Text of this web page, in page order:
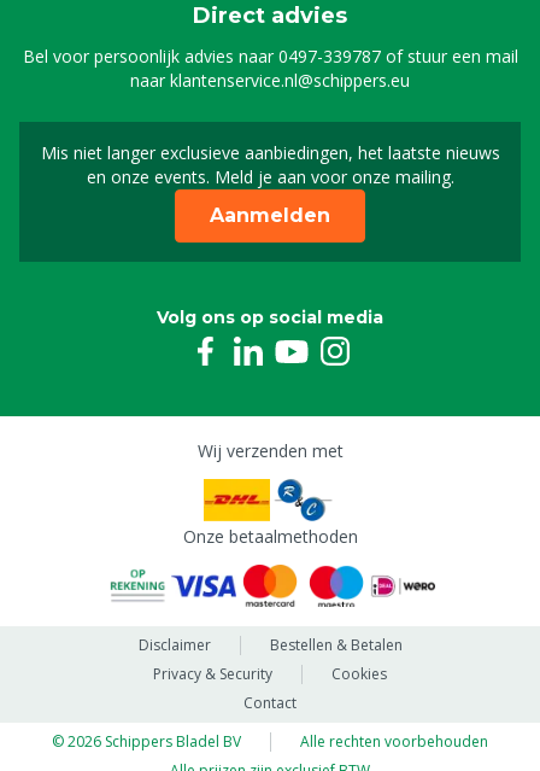
Direct advies
Bel voor persoonlijk advies naar0497-339787of stuur een mail
naarklantenservice.nl@schippers.eu
Mis niet langer exclusieve aanbiedingen, het laatste nieuws
en onze events. Meld je aan voor onze mailing.
Schrijf je in voor onze
Aanmelden
Volg ons op social media
Wij verzenden met
Onze betaalmethoden
Disclaimer
Bestellen & Betalen
Privacy & Security
Cookies
Contact
© 2026 Schippers Bladel BV
Alle rechten voorbehouden